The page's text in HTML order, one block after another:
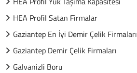
HEA Profil Satan Firmalar
Gaziantep En İyi Demir Çelik Firmaları
Gaziantep Demir Çelik Firmaları
Galvanizli Boru